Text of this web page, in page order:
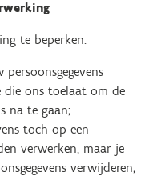
te beperken:
die ons toelaat om de
na te gaan;
toch op een
verwerken, maar je
verwijderen;